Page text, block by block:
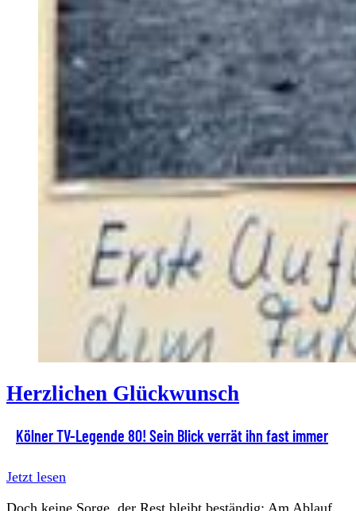
Herzlichen Glückwunsch
Kölner TV-Legende 80! Sein Blick verrät ihn fast immer
Jetzt lesen
Doch keine Sorge, der Rest bleibt beständig: Am Ablauf